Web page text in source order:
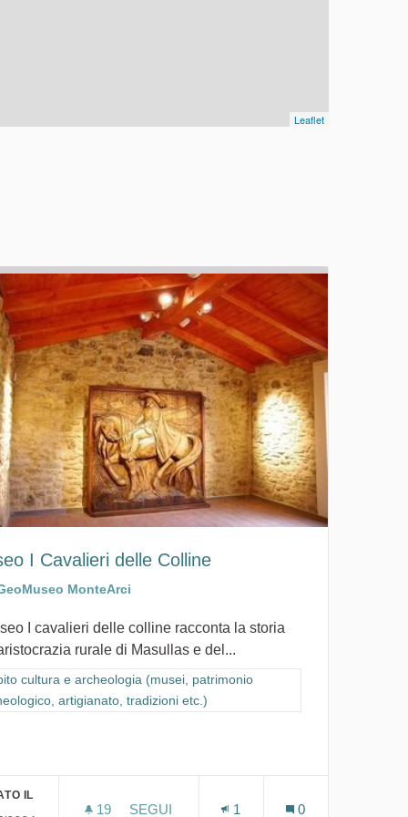
Leaflet
archeologico, artigianato, tradizioni etc.)
I Cavalieri delle Colline
MonteArci
I cavalieri delle colline racconta la storia
rurale di Masullas e del...
i risultati per categoria: Ambito cultura e archeologia (musei,
cultura e archeologia (musei, patrimonio
artigianato, tradizioni etc.)
IL
19 19 SOSTENITORI
SEGUI
1 0